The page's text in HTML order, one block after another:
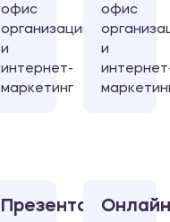
офис
организации
и
интернет-
маркетинг
офис
и
Презентация